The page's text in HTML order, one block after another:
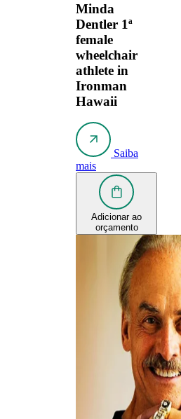
Minda
Dentler 1ª
female
wheelchair
athlete in
Ironman
Hawaii
Saiba
mais
Adicionar ao
orçamento